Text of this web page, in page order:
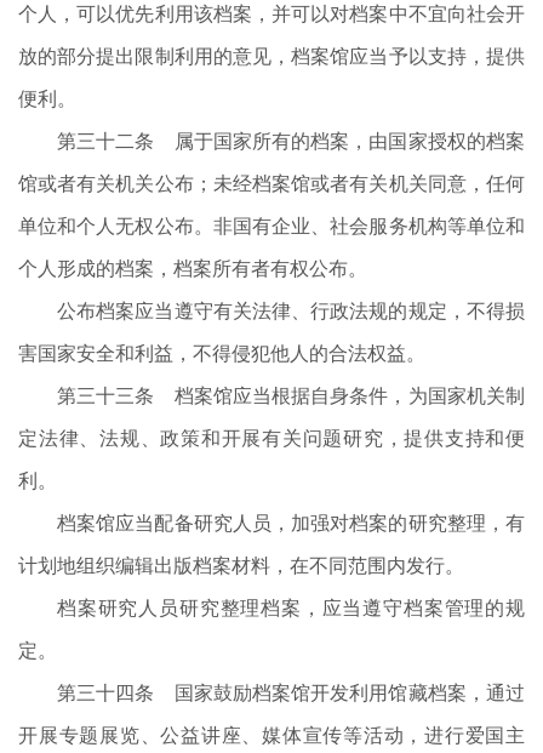
个人，可以优先利用该档案，并可以对档案中不宜向社会开
放的部分提出限制利用的意见，档案馆应当予以支持，提供
便利。
第三十二条 属于国家所有的档案，由国家授权的档案
馆或者有关机关公布；未经档案馆或者有关机关同意，任何
单位和个人无权公布。非国有企业、社会服务机构等单位和
个人形成的档案，档案所有者有权公布。
公布档案应当遵守有关法律、行政法规的规定，不得损
害国家安全和利益，不得侵犯他人的合法权益。
第三十三条 档案馆应当根据自身条件，为国家机关制
定法律、法规、政策和开展有关问题研究，提供支持和便
利。
档案馆应当配备研究人员，加强对档案的研究整理，有
计划地组织编辑出版档案材料，在不同范围内发行。
档案研究人员研究整理档案，应当遵守档案管理的规
定。
第三十四条 国家鼓励档案馆开发利用馆藏档案，通过
开展专题展览、公益讲座、媒体宣传等活动，进行爱国主